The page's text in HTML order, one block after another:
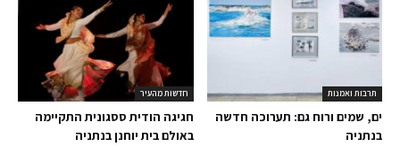
חדשות מהעיר
חגיגה הודית ססגונית התקיימה
באולם בית יוחנן בנתניה
תרבות ואמנות
ים, שמים ורוח גם: תערוכה חדשה
בנתניה